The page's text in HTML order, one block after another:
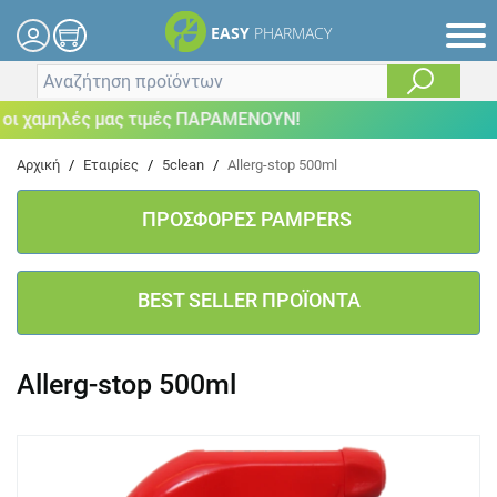
EASY PHARMACY
μας τιμές ΠΑΡΑΜΕΝΟΥΝ!
Αρχική / Εταιρίες / 5clean / Allerg-stop 500ml
ΠΡΟΣΦΟΡΕΣ PAMPERS
BEST SELLER ΠΡΟΪΟΝΤΑ
Allerg-stop 500ml